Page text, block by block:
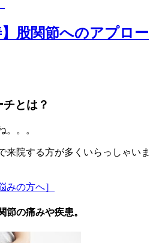
】股関節へのアプロー
とは？
。。。
来院する方が多くいらっしゃいま
みの方へ］
節の痛みや疾患。